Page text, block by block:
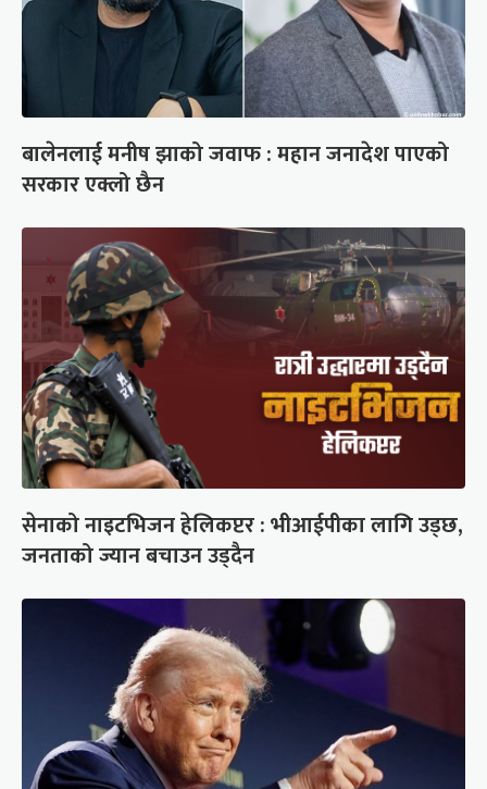
बालेनलाई मनीष झाको जवाफ : महान जनादेश पाएको
सरकार एक्लो छैन
सेनाको नाइटभिजन हेलिकप्टर : भीआईपीका लागि उड्छ,
जनताको ज्यान बचाउन उड्दैन